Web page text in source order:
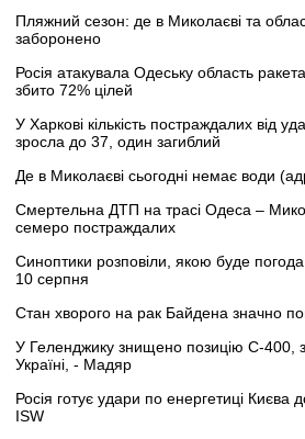
Пляжний сезон: де в Миколаєві та
заборонено
Росія атакувала Одеську область
збито 72% цілей
У Харкові кількість постраждалих від
зросла до 37, один загиблий
Де в Миколаєві сьогодні немає води
Смертельна ДТП на трасі Одеса –
семеро постраждалих
Синоптики розповіли, якою буде погода
10 серпня
Стан хворого на рак Байдена значно
У Геленджику знищено позицію С-400,
Україні, - Мадяр
Росія готує удари по енергетиці Києва
ISW